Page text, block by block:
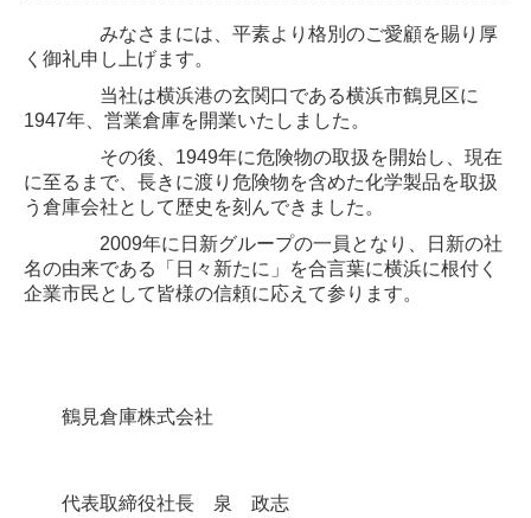
みなさまには、平素より格別のご愛顧を賜り厚
く御礼申し上げます。
当社は横浜港の玄関口である横浜市鶴見区に
1947年、営業倉庫を開業いたしました。
その後、1949年に危険物の取扱を開始し、現在
に至るまで、長きに渡り危険物を含めた化学製品を取扱
う倉庫会社として歴史を刻んできました。
2009年に日新グループの一員となり、日新の社
名の由来である「日々新たに」を合言葉に横浜に根付く
企業市民として皆様の信頼に応えて参ります。
鶴見倉庫株式会社
代表取締役社長 泉 政志